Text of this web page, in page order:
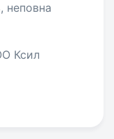
неповна
Ксил